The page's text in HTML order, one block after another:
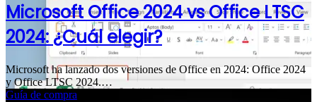
Microsoft Office 2024 vs Office LTSC
2024: ¿Cuál elegir?
Microsoft ha lanzado dos versiones de Office en 2024: Office 2024
y Office LTSC 2024.…
Guía de compra